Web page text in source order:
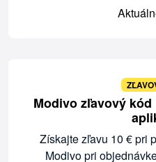
Modivo zľavový
Získajte zľavu 10 € pri
Modivo pri